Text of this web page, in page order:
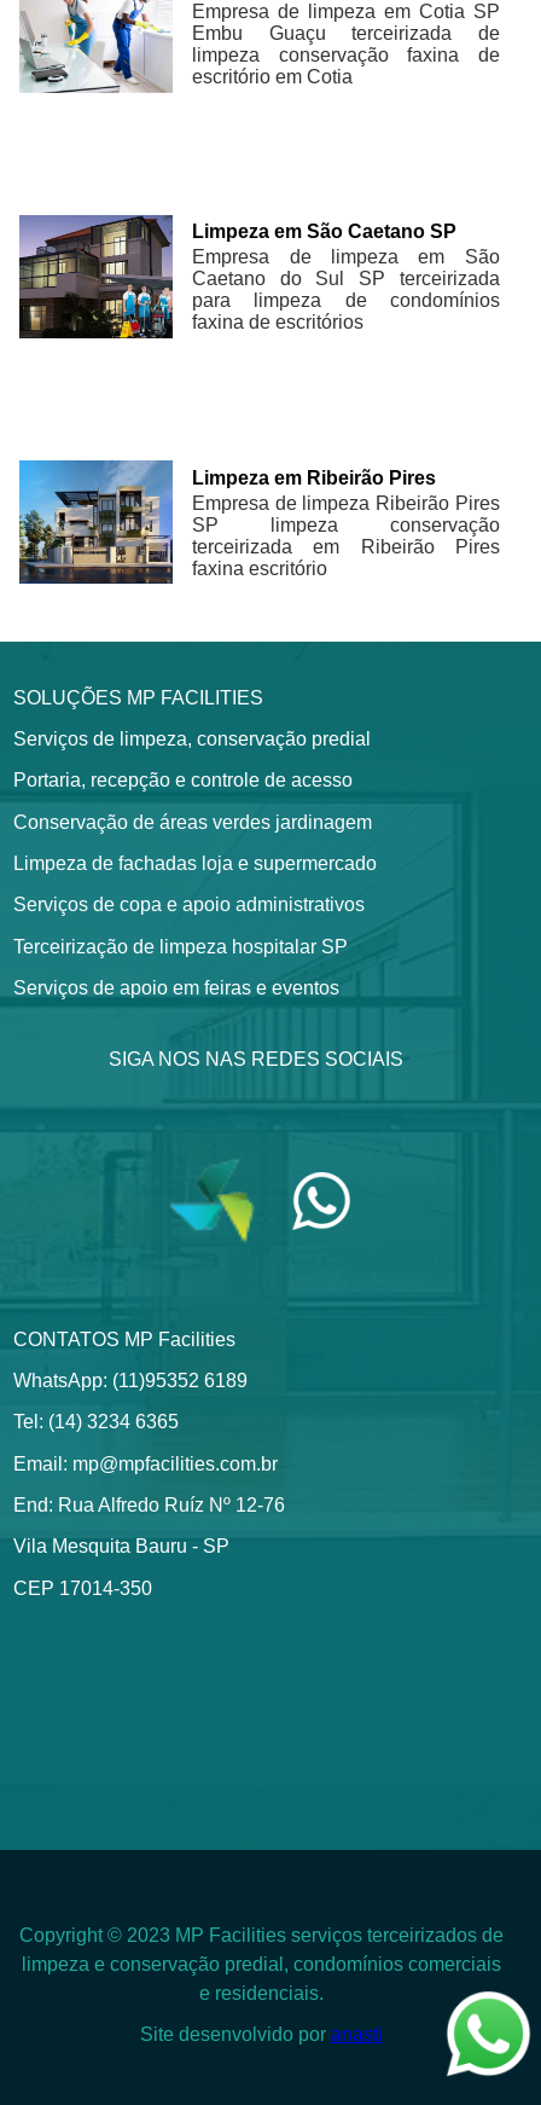
Empresa de limpeza em Cotia SP
Embu Guaçu terceirizada de
limpeza conservação faxina de
escritório em Cotia
Limpeza em São Caetano SP
Empresa de limpeza em São
Caetano do Sul SP terceirizada
para limpeza de condomínios
faxina de escritórios
Limpeza em Ribeirão Pires
Empresa de limpeza Ribeirão Pires
SP limpeza conservação
terceirizada em Ribeirão Pires
faxina escritório
SOLUÇÕES MP FACILITIES
Serviços de limpeza, conservação predial
Portaria, recepção e controle de acesso
Conservação de áreas verdes jardinagem
Limpeza de fachadas loja e supermercado
Serviços de copa e apoio administrativos
Terceirização de limpeza hospitalar SP
Serviços de apoio em feiras e eventos
SIGA NOS NAS REDES SOCIAIS
CONTATOS MP Facilities
WhatsApp: (11)95352 6189
Tel: (14) 3234 6365
Email: mp@mpfacilities.com.br
End: Rua Alfredo Ruíz Nº 12-76
Vila Mesquita Bauru - SP
CEP 17014-350
Copyright © 2023 MP Facilities serviços terceirizados de
limpeza e conservação predial, condomínios comerciais
e residenciais.
Site desenvolvido por anasti